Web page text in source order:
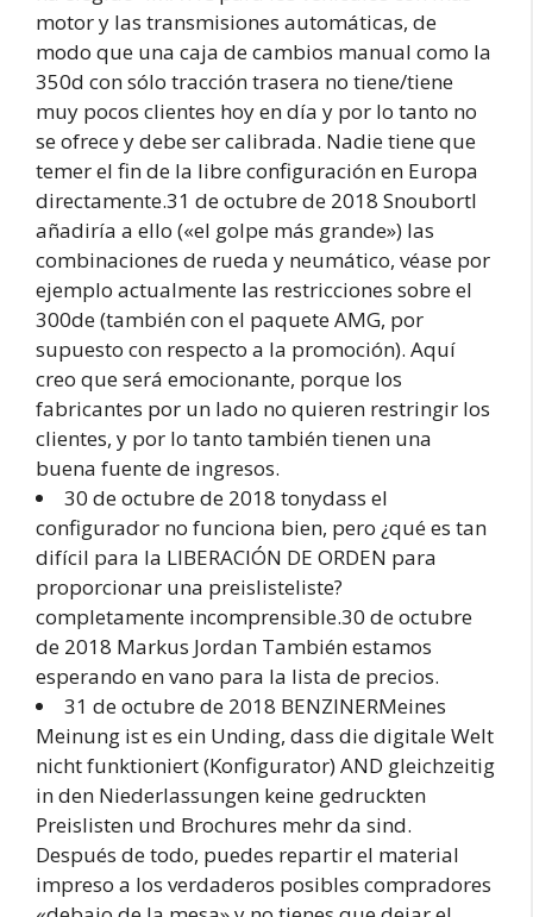
motor y las transmisiones automáticas, de
modo que una caja de cambios manual como la
350d con sólo tracción trasera no tiene/tiene
muy pocos clientes hoy en día y por lo tanto no
se ofrece y debe ser calibrada. Nadie tiene que
temer el fin de la libre configuración en Europa
directamente.31 de octubre de 2018 SnoubortI
añadiría a ello («el golpe más grande») las
combinaciones de rueda y neumático, véase por
ejemplo actualmente las restricciones sobre el
300de (también con el paquete AMG, por
supuesto con respecto a la promoción). Aquí
creo que será emocionante, porque los
fabricantes por un lado no quieren restringir los
clientes, y por lo tanto también tienen una
buena fuente de ingresos.
30 de octubre de 2018 tonydass el
configurador no funciona bien, pero ¿qué es tan
difícil para la LIBERACIÓN DE ORDEN para
proporcionar una preislisteliste?
completamente incomprensible.30 de octubre
de 2018 Markus Jordan También estamos
esperando en vano para la lista de precios.
31 de octubre de 2018 BENZINERMeines
Meinung ist es ein Unding, dass die digitale Welt
nicht funktioniert (Konfigurator) AND gleichzeitig
in den Niederlassungen keine gedruckten
Preislisten und Brochures mehr da sind.
Después de todo, puedes repartir el material
impreso a los verdaderos posibles compradores